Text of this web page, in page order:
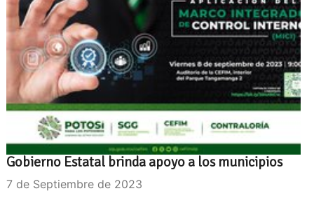
Gobierno Estatal brinda apoyo a los municipios
7 de Septiembre de 2023